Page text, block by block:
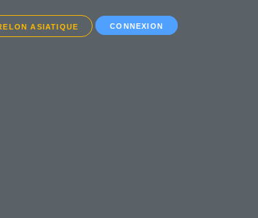
ASIATIQUE CONNEXION